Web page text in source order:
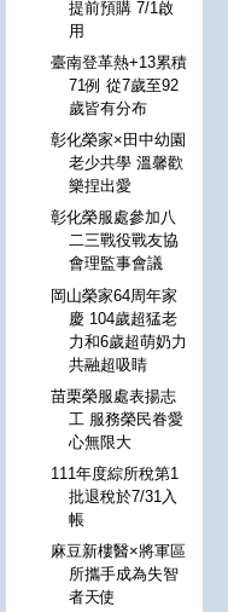
提前預購 7/1啟
用
臺南登革熱+13累積
71例 從7歲至92
歲皆有分布
彰化榮家×田中幼園
老少共學 溫馨歡
樂捏出愛
彰化榮服處參加八
二三戰役戰友協
會理監事會議
岡山榮家64周年家
慶 104歲超猛老
力和6歲超萌奶力
共融超吸睛
苗栗榮服處表揚志
工 服務榮民眷愛
心無限大
111年度綜所稅第1
批退稅於7/31入
帳
麻豆新樓醫×將軍區
所攜手成為失智
者天使